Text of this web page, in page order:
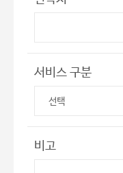
서비스 구분
비고